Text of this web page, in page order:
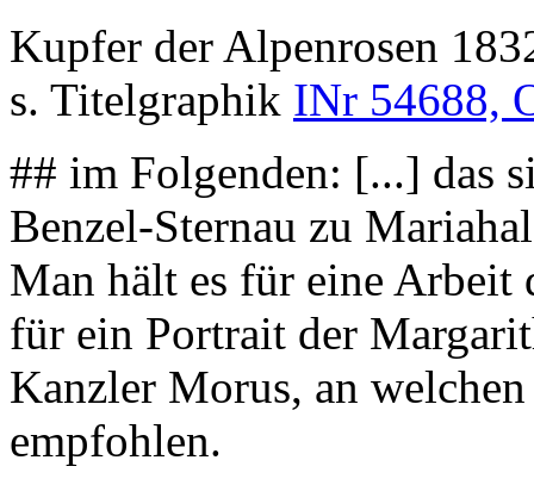
Kupfer der Alpenrosen
s. Titelgraphik INr 54688,
## im Folgenden: [...] das
Benzel-Sternau zu
Man hält es für eine Arbeit
für ein Portrait der
Kanzler Morus, an
empfohlen.